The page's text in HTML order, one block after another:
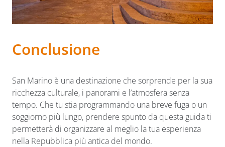
Conclusione
San Marino è una destinazione che sorprende per la sua
ricchezza culturale, i panorami e l’atmosfera senza
tempo. Che tu stia programmando una breve fuga o un
soggiorno più lungo, prendere spunto da questa guida ti
permetterà di organizzare al meglio la tua esperienza
nella Repubblica più antica del mondo.